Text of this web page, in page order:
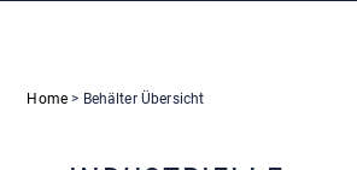
Home > Behälter Übersicht